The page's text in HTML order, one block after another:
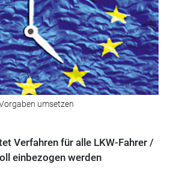
umsetzen
Verfahren für alle LKW-Fahrer /
einbezogen werden